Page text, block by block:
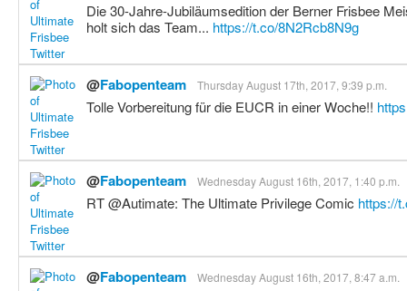
Die 30-Jahre-Jubiläumsedition der Berner Frisbee
holt sich das Team... https://t.co/8N2Rcb8N9g
@Fabopenteam Thursday August 17th, 2017, 9:39 p.m.
Tolle Vorbereitung für die EUCR in einer Woche!!
@Fabopenteam Wednesday August 16th, 2017, 1:40 p.m.
RT @Autimate: The Ultimate Privilege Comic https://
@Fabopenteam Wednesday August 16th, 2017, 8:47 a.m.